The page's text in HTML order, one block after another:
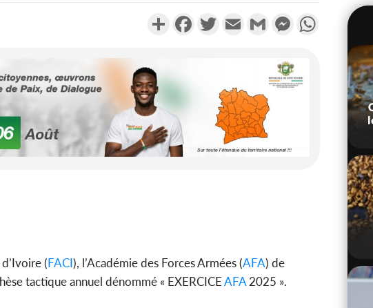
PartagerFacebookTwitterEmail Gmail MessengerWhatsApp
(FACI), l’Académie des Forces Armées (AFA) de
tactique annuel dénommé « EXERCICEAFA 2025 ».
POLITIQUE
Côte d'Ivoire : Indépendance
2026, Yopougon coeur
battant de la célébration...